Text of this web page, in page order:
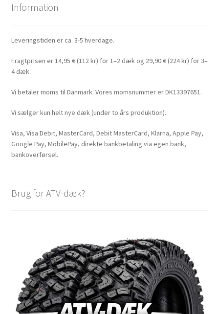
Information
Leveringstiden er ca. 3-5 hverdage.
Fragtprisen er 14,95 € (112 kr) for 1–2 dæk og 29,90 € (224 kr) for 3–
4 dæk.
Vi betaler moms til Danmark. Vores momsnummer er DK13397651.
Vi sælger kun helt nye dæk (under to års produktion).
Visa, Visa Debit, MasterCard, Debit MasterCard, Klarna, Apple Pay,
Google Pay, MobilePay, direkte bankbetaling via egen bank,
bankoverførsel.
Brug for ATV-dæk?